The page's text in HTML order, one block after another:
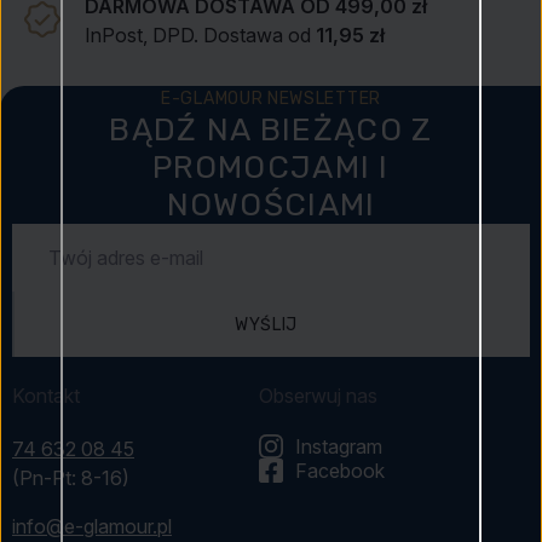
DARMOWA DOSTAWA OD 499,00 zł
InPost, DPD. Dostawa od 11,95 zł
E-GLAMOUR NEWSLETTER
BĄDŹ NA BIEŻĄCO Z
PROMOCJAMI I
NOWOŚCIAMI
WYŚLIJ
Kontakt
74 632 08 45
(Pn-Pt: 8-16)
info@e-glamour.pl
Obserwuj nas
Instagram
Facebook